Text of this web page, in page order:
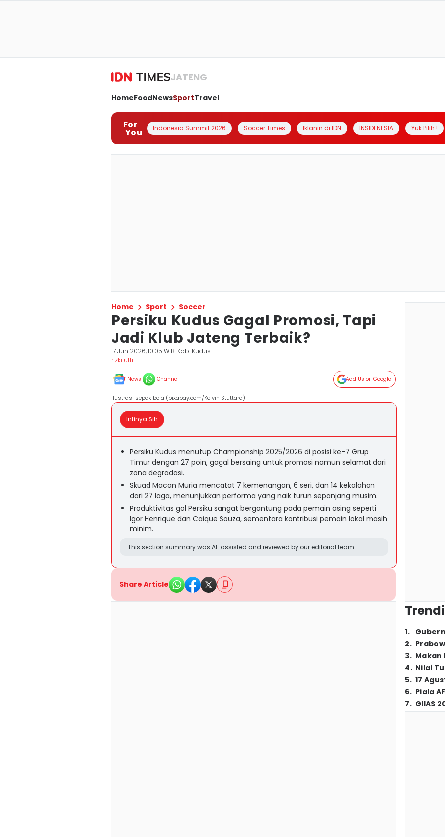
JATENG
HomeFoodNewsSportTravel
For
You Indonesia Summit 2026 Soccer Times Iklanin di IDN INSIDENESIA Yuk Pilih !
Home Sport Soccer
Persiku Kudus Gagal Promosi, Tapi
Jadi Klub Jateng Terbaik?
17 Jun 2026, 10:05 WIB Kab. Kudus
rizkilutfi
News Channel Add Us on Google
ilustrasi sepak bola (pixabay.com/Kelvin Stuttard)
Intinya Sih
Persiku Kudus menutup Championship 2025/2026 di posisi ke-7 Grup
Timur dengan 27 poin, gagal bersaing untuk promosi namun selamat dari
zona degradasi.
Skuad Macan Muria mencatat 7 kemenangan, 6 seri, dan 14 kekalahan
dari 27 laga, menunjukkan performa yang naik turun sepanjang musim.
Produktivitas gol Persiku sangat bergantung pada pemain asing seperti
Igor Henrique dan Caique Souza, sementara kontribusi pemain lokal masih
minim.
This section summary was AI-assisted and reviewed by our editorial team.
Share Article
1.
2.
3. Makan
4. Nilai
5. 17
6. Piala
7. GIIAS